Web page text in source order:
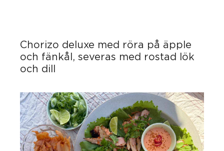
Chorizo deluxe med röra på äpple
och fänkål, severas med rostad lök
och dill